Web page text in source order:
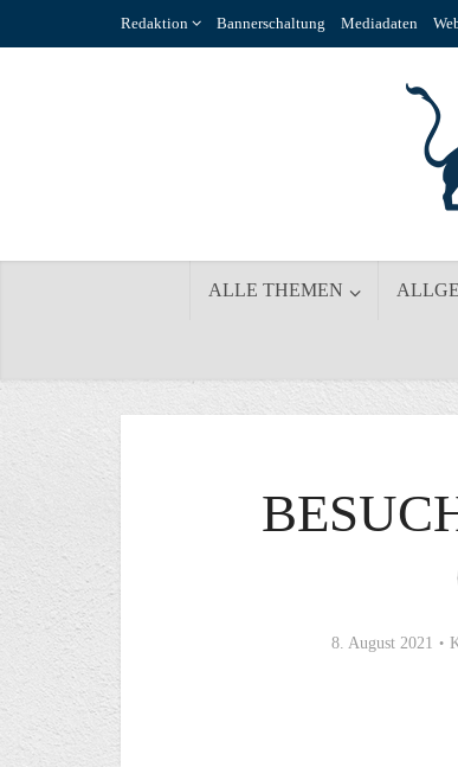
Redaktion Bannerschaltung Mediadaten
ALLE THEMEN
8. August 2021